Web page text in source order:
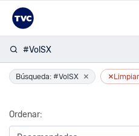
#VolSX
Búsqueda: #VolSX × ×
Ordenar: